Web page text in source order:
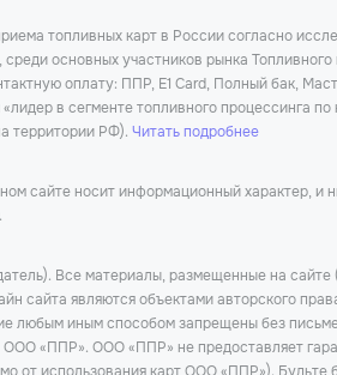
топливных карт в России согласно
основных участников рынка
оплату: ППР, Е1 Card, Полный бак,
в сегменте топливного процессинга
РФ). Читать подробнее
сайте носит информационный характер, и
Все материалы, размещенные на сайте
сайта являются объектами авторского
любым иным способом запрещены без
«ППР». ООО «ППР» не предоставляет
от использования карт ООО «ППР»). Будьте